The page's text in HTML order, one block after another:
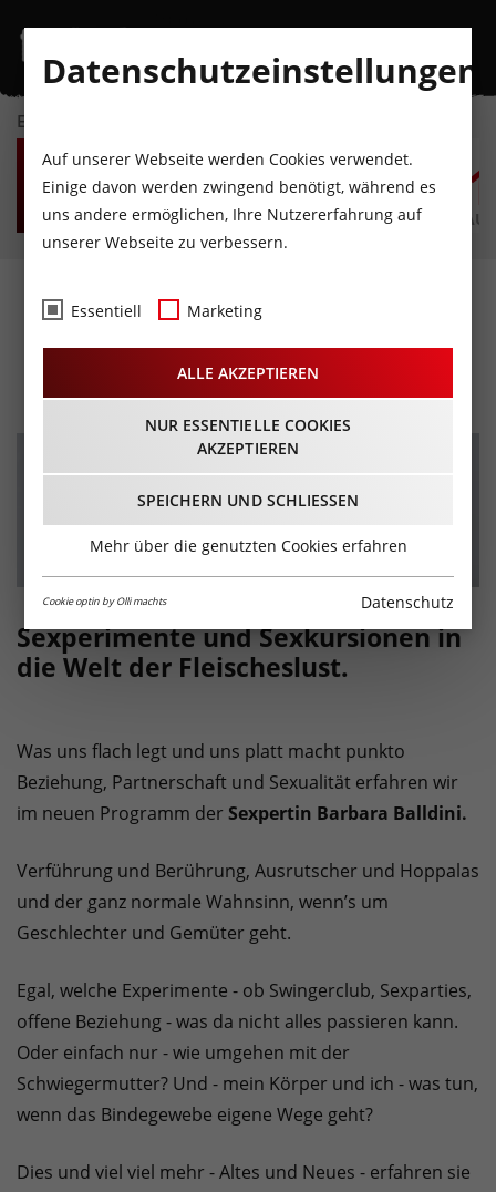
EVENTKALENDER
SO
9
AUGUST
MO
10
AUGUST
DI
11
AUGUST
MI
12
AUGUST
DO
13
AUGUST
Barbara Balldini –
Flachgelegt
18.10.2024 - Beginn 19:30 Uhr
Sexperimente und Sexkursionen in
die Welt der Fleischeslust.
Was uns flach legt und uns platt macht punkto
Beziehung, Partnerschaft und Sexualität erfahren wir
im neuen Programm der Sexpertin Barbara Balldini.
Verführung und Berührung, Ausrutscher und Hoppalas
und der ganz normale Wahnsinn, wenn’s um
Geschlechter und Gemüter geht.
Egal, welche Experimente - ob Swingerclub, Sexparties,
offene Beziehung - was da nicht alles passieren kann.
Oder einfach nur - wie umgehen mit der
Schwiegermutter? Und - mein Körper und ich - was tun,
wenn das Bindegewebe eigene Wege geht?
Dies und viel viel mehr - Altes und Neues - erfahren sie
Datenschutzeinstellungen
Auf unserer Webseite werden Cookies verwendet.
Einige davon werden zwingend benötigt, während es
uns andere ermöglichen, Ihre Nutzererfahrung auf
unserer Webseite zu verbessern.
Essentiell Marketing
ALLE AKZEPTIEREN
NUR ESSENTIELLE COOKIES
AKZEPTIEREN
SPEICHERN UND SCHLIESSEN
Mehr über die genutzten Cookies erfahren
Cookie optin by Olli machts Datenschutz